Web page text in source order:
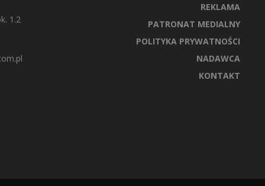
1.2
REKLAMA
PATRONAT MEDIALNY
POLITYKA PRYWATNOŚCI
NADAWCA
KONTAKT